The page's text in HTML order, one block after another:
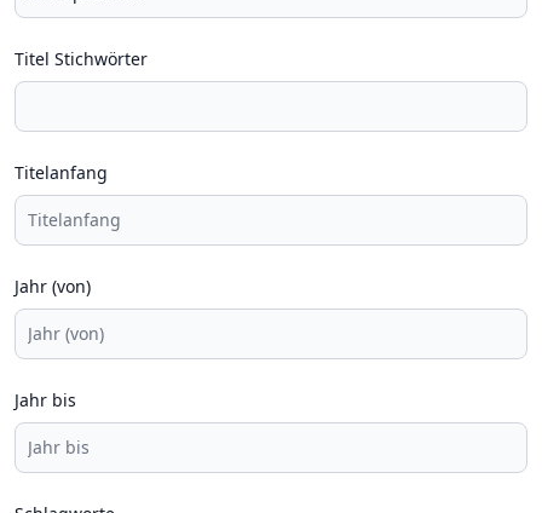
Titel Stichwörter
Titelanfang
Jahr (von)
Jahr bis